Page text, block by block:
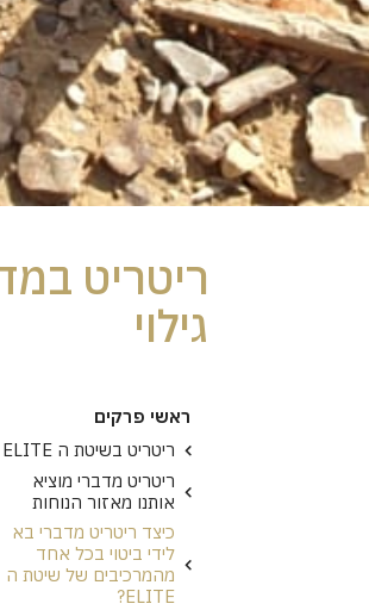
גילוי
ראשי פרקים
ריטריט בשיטת ה ELITE
ריטריט מדברי מוציא
אותנו מאזור הנוחות
כיצד ריטריט מדברי בא
לידי ביטוי בכל אחד
מהמרכיבים של שיטת ה
ELITE?